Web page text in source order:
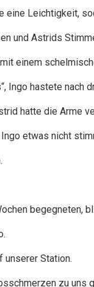
eine Leichtigkeit,
und Astrids
einem
Ingo hastete nach
hatte die Arme
etwas nicht
begegneten,
unserer Station.
zu uns